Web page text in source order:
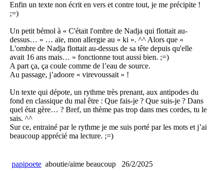
Enfin un texte non écrit en vers et contre tout, je me précipite !
;=)
Un petit bémol à « C'était l'ombre de Nadja qui flottait au-
dessus… » … aïe, mon allergie au « ki ». ^^ Alors que «
L'ombre de Nadja flottait au-dessus de sa tête depuis qu'elle
avait 16 ans mais… » fonctionne tout aussi bien. ;=)
A part ça, ça coule comme de l’eau de source.
Au passage, j’adoore « virevoussait » !
Un texte qui dépote, un rythme très prenant, aux antipodes du
fond en classique du mal être : Que fais-je ? Que suis-je ? Dans
quel état gère… ? Bref, un thème pas trop dans mes cordes, tu le
sais. ^^
Sur ce, entrainé par le rythme je me suis porté par les mots et j’ai
beaucoup apprécié ma lecture. ;=)
papipoete aboutie/aime beaucoup
26/2/2025